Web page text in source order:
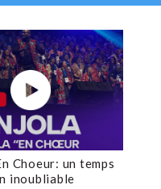
Choeur: un temps
inoubliable